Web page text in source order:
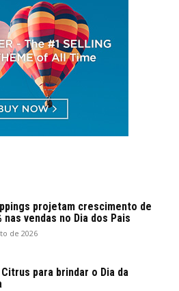
projetam crescimento de
nas vendas no Dia dos Pais
de 2026
para brindar o Dia da